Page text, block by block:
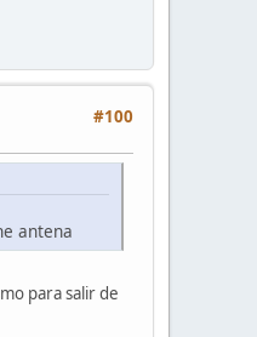
#100
antena
para salir de